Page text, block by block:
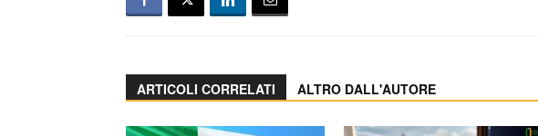
ARTICOLI CORRELATI ALTRO DALL'AUTORE